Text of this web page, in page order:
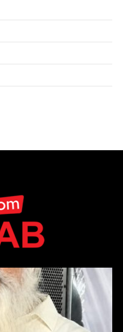
ਸਾਹਿਬ ਜੀ ਦਾ ਸਦੀਵੀ